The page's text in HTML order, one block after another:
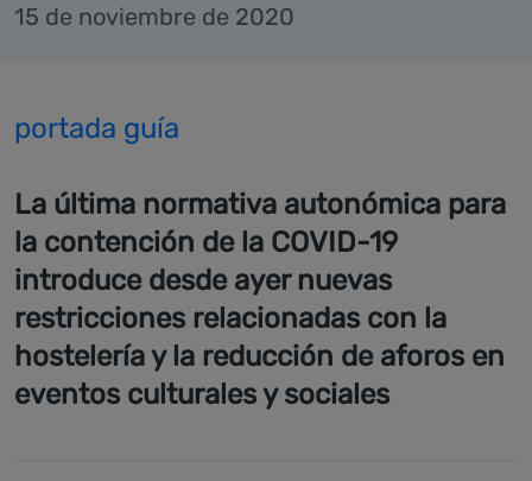
15 de noviembre de 2020
portada guía
La última normativa autonómica para
la contención de la COVID-19
introduce desde ayer nuevas
restricciones relacionadas con la
hostelería y la reducción de aforos en
eventos culturales y sociales